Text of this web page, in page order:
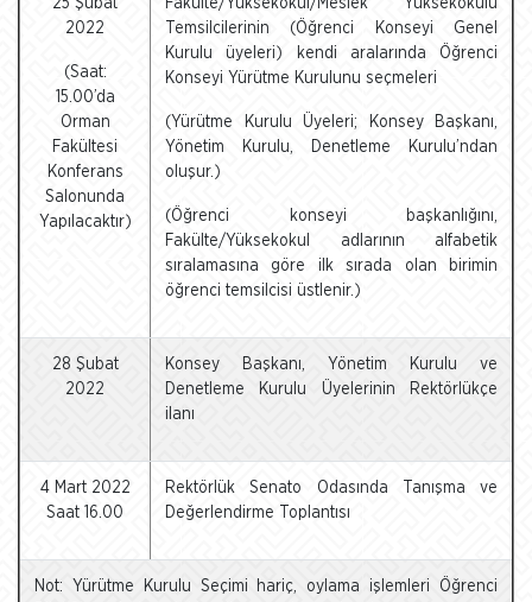
25 Şubat
2022
(Saat:
15.00’da
Orman
Fakültesi
Konferans
Salonunda
Yapılacaktır)
Fakülte/Yüksekokul/Meslek Yüksekokulu
Temsilcilerinin (Öğrenci Konseyi Genel
Kurulu üyeleri) kendi aralarında Öğrenci
Konseyi Yürütme Kurulunu seçmeleri
(Yürütme Kurulu Üyeleri; Konsey Başkanı,
Yönetim Kurulu, Denetleme Kurulu’ndan
oluşur.)
(Öğrenci konseyi başkanlığını,
Fakülte/Yüksekokul adlarının alfabetik
sıralamasına göre ilk sırada olan birimin
öğrenci temsilcisi üstlenir.)
28 Şubat
2022
Konsey Başkanı, Yönetim Kurulu ve
Denetleme Kurulu Üyelerinin Rektörlükçe
ilanı
4 Mart 2022
Saat 16.00
Rektörlük Senato Odasında Tanışma ve
Değerlendirme Toplantısı
Not: Yürütme Kurulu Seçimi hariç, oylama işlemleri Öğrenci